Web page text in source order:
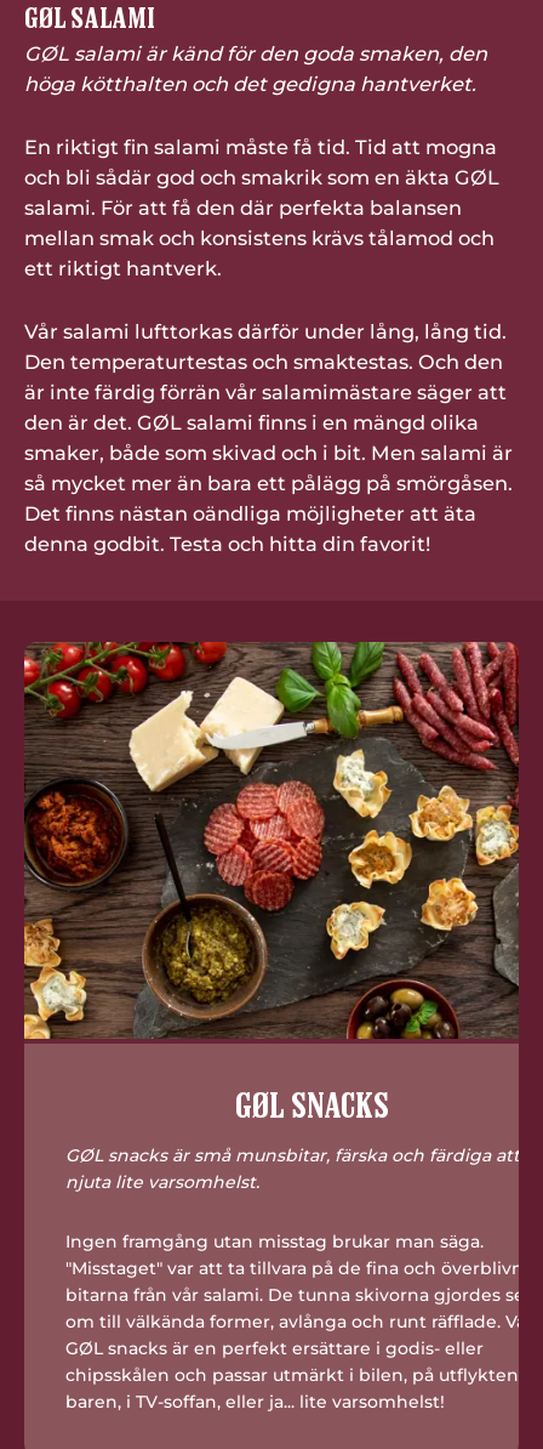
GØL SALAMI
GØL salami är känd för den goda smaken, den
höga kötthalten och det gedigna hantverket.
En riktigt fin salami måste få tid. Tid att mogna
och bli sådär god och smakrik som en äkta GØL
salami. För att få den där perfekta balansen
mellan smak och konsistens krävs tålamod och
ett riktigt hantverk.
Vår salami lufttorkas därför under lång, lång tid.
Den temperaturtestas och smaktestas. Och den
är inte färdig förrän vår salamimästare säger att
den är det. GØL salami finns i en mängd olika
smaker, både som skivad och i bit. Men salami är
så mycket mer än bara ett pålägg på smörgåsen.
Det finns nästan oändliga möjligheter att äta
denna godbit. Testa och hitta din favorit!
GØL SNACKS
GØL snacks är små munsbitar, färska och färdiga att
njuta lite varsomhelst.
Ingen framgång utan misstag brukar man säga.
"Misstaget" var att ta tillvara på de fina och överblivna
bitarna från vår salami. De tunna skivorna gjordes
om till välkända former, avlånga och runt räfflade. Våra
GØL snacks är en perfekt ersättare i godis- eller
chipsskålen och passar utmärkt i bilen, på utflykten, i
baren, i TV-soffan, eller ja... lite varsomhelst!